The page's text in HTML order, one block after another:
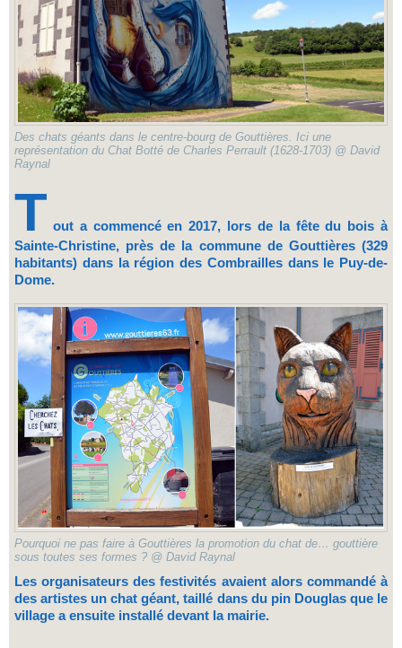
Des chats géants dans le centre-bourg de Gouttières. Ici une
représentation du Chat Botté de Charles Perrault (1628-1703) @ David
Raynal
T out a commencé en 2017, lors de la fête du bois à
Sainte-Christine, près de la commune de Gouttières (329
habitants) dans la région des Combrailles dans le Puy-de-
Dome.
Pourquoi ne pas faire à Gouttières la promotion du chat de… gouttière
sous toutes ses formes ? @ David Raynal
Les organisateurs des festivités avaient alors commandé à
des artistes un chat géant, taillé dans du pin Douglas que le
village a ensuite installé devant la mairie.